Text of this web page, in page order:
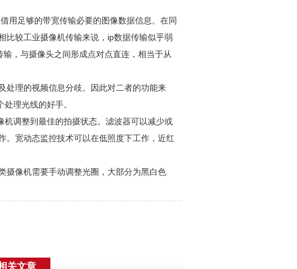
用足够的带宽传输必要的图像数据信息。在同
比较工业摄像机传输来说，ip数据传输似乎弱
，与摄像头之间形成点对点直连，相当于从
处理的视频信息分歧。因此对二者的功能来
理光线的好手。
调整到最佳的拍摄状态。滤波器可以减少或
。宽动态监控技术可以在低照度下工作，近红
摄像机需要手动调整光圈，大部分为黑白色
关文章